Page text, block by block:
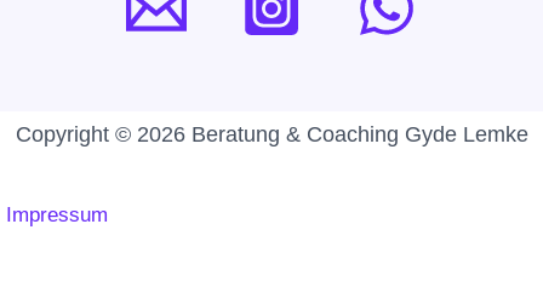
Copyright © 2026 Beratung & Coaching Gyde Lemke
Impressum